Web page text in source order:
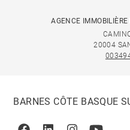
AGENCE
20004
BARNES CÔTE BASQUE